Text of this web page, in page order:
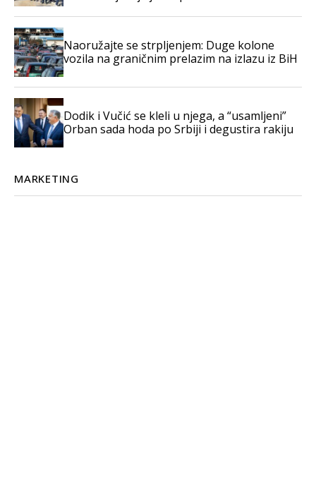
Naoružajte se strpljenjem: Duge kolone
vozila na graničnim prelazim na izlazu iz BiH
Dodik i Vučić se kleli u njega, a “usamljeni”
Orban sada hoda po Srbiji i degustira rakiju
MARKETING